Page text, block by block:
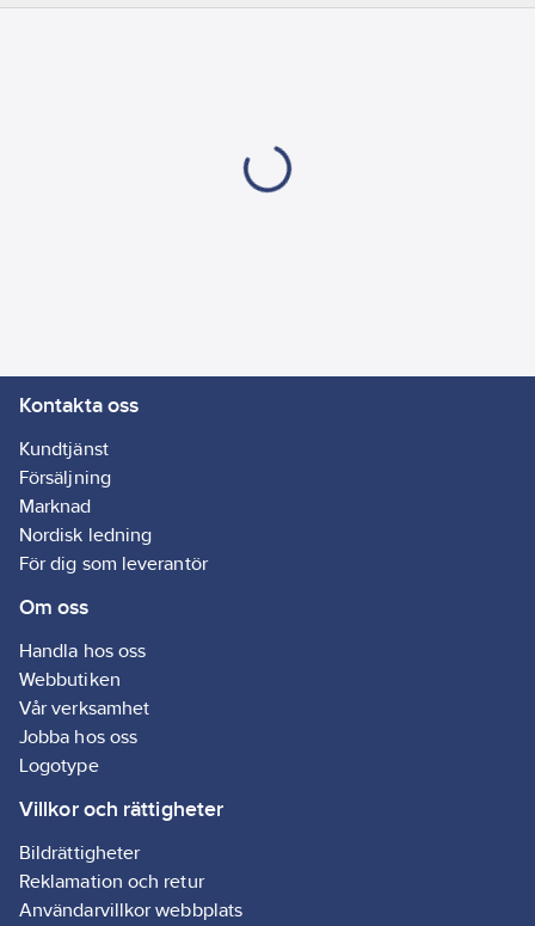
W/mk vid +40°C.
Kontakta oss
Kundtjänst
Försäljning
Marknad
Nordisk ledning
För dig som leverantör
Om oss
Handla hos oss
Webbutiken
Vår verksamhet
Jobba hos oss
Logotype
Villkor och rättigheter
Bildrättigheter
Reklamation och retur
Användarvillkor webbplats